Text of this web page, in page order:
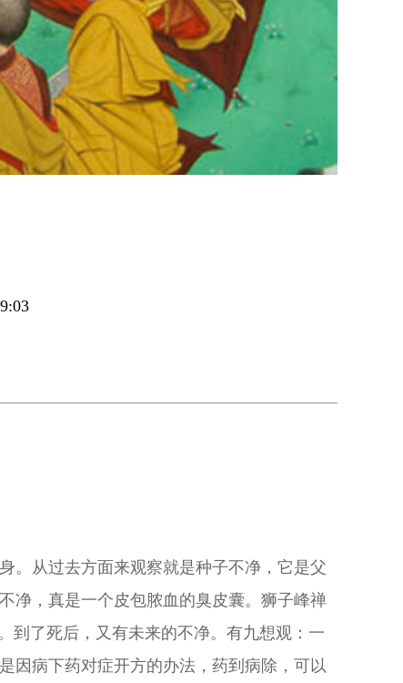
。从过去方面来观察就是种子不净，它是父
净，真是一个皮包脓血的臭皮囊。狮子峰禅
到了死后，又有未来的不净。有九想观：一
因病下药对症开方的办法，药到病除，可以